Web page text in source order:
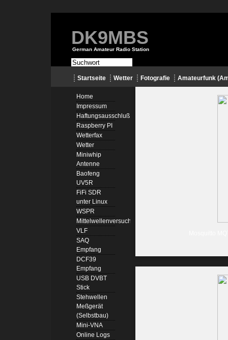
DK9MBS
German Amateur Radio Station
Startseite Wetter Fotografie Amateurfunk
Home
Impressum
Haftungsausschluß
Raspberry PI
Wetterfax
Wetter
Miniwhip
Antenne
Baofeng
UV5R
FiFi SDR
unter Linux
WSPR
Mittelwellenversuche
VLF
SAQ
Empfang
DCF39
Empfang
USB DVBT
Stick
Stehwellen
Meßgerät
(Selbstbau)
Mini-VNA
Online Logs